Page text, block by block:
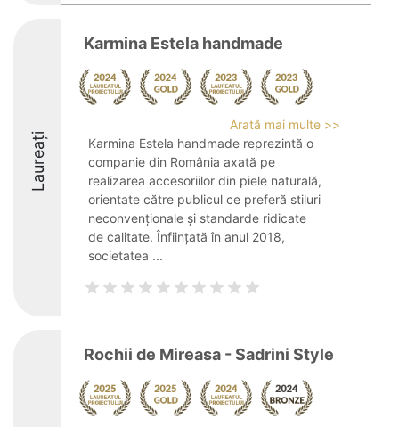
Laureați
Karmina Estela handmade
Arată mai multe >>
Karmina Estela handmade reprezintă o
companie din România axată pe
realizarea accesoriilor din piele naturală,
orientate către publicul ce preferă stiluri
neconvenționale și standarde ridicate
de calitate. Înființată în anul 2018,
societatea ...
Rochii de Mireasa - Sadrini Style